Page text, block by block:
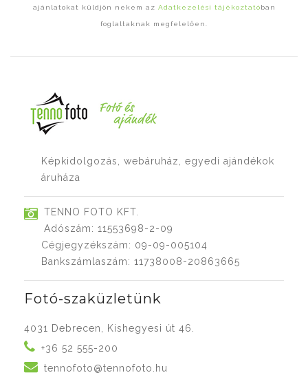
ajánlatokat küldjön nekem az Adatkezelési tájékoztatóban
foglaltaknak megfelelően.
Képkidolgozás, webáruház, egyedi ajándékok
áruháza
TENNO FOTO KFT.
Adószám: 11553698-2-09
Cégjegyzékszám: 09-09-005104
Bankszámlaszám: 11738008-20863665
Fotó-szaküzletünk
4031 Debrecen, Kishegyesi út 46.
+36 52 555-200
tennofoto@tennofoto.hu